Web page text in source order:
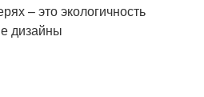
– это экологичность
дизайны